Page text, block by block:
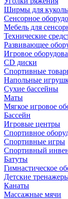
Ширмы для
Сенсорное
Мебель для
Технические
Развивающее
Игровое
CD диски
Спортивные
Напольные
Сухие бассейны
Маты
Мягкое игровое
Бассейн
Игровые центры
Спортивное
Спортивные игры
Спортивный
Батуты
Гимнастическое
Детские
Канаты
Массажные мячи